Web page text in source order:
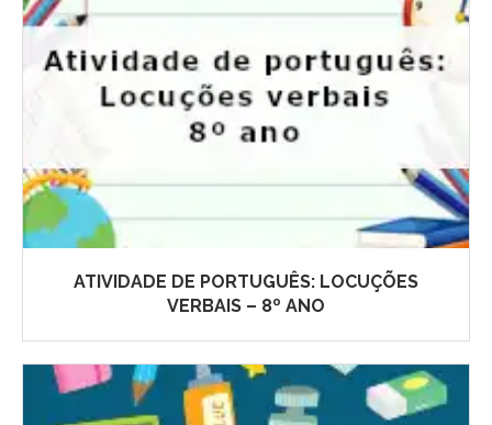
ATIVIDADE DE PORTUGUÊS: LOCUÇÕES
VERBAIS – 8º ANO